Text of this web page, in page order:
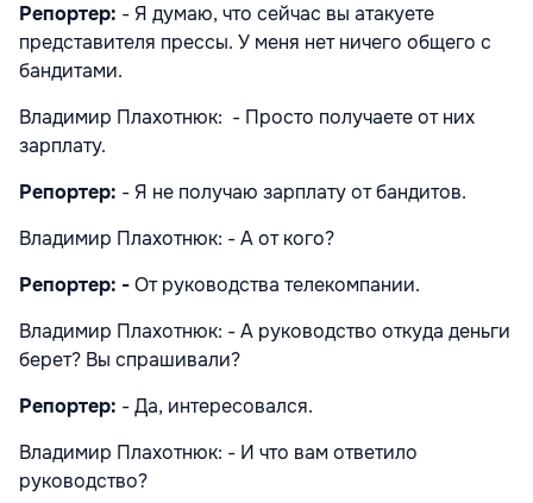
Репортер: - Я думаю, что сейчас вы атакуете
представителя прессы. У меня нет ничего общего с
бандитами.
Владимир Плахотнюк: - Просто получаете от них
зарплату.
Репортер: - Я не получаю зарплату от бандитов.
Владимир Плахотнюк: - А от кого?
Репортер: -От руководства телекомпании.
Владимир Плахотнюк: - А руководство откуда деньги
берет? Вы спрашивали?
Репортер: - Да, интересовался.
Владимир Плахотнюк: - И что вам ответило
руководство?